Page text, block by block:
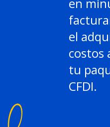
en
el
costos
tu
CFDI.